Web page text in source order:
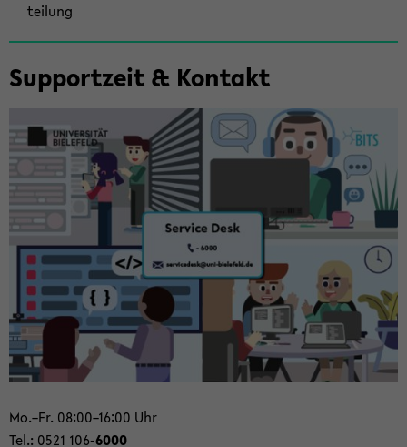
Haupt­
der
Sek­
ti­
on
wech­
seln
Sup­port­zeit & Kon­takt
Mo.–Fr. 08:00–16:00 Uhr
Tel.: 0521 106-6000
tei­lung